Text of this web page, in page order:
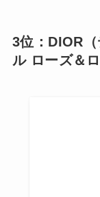
3位：DIOR
ル ローズ＆